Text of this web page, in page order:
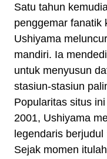
Satu tahun
penggemar fanatik
Ushiyama
mandiri. Ia
untuk menyusun
stasiun-stasiun
Popularitas situs
2001, Ushiyama
legendaris berjudul
Sejak momen